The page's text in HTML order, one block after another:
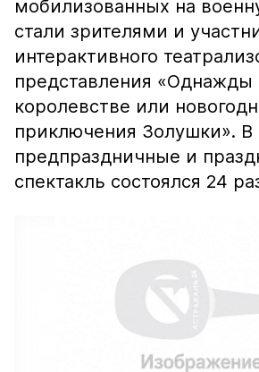
мобилизованных на
стали зрителями и
интерактивного
представления «Однажды
королевстве или
приключения Золушки». В
предпраздничные и
спектакль состоялся 24